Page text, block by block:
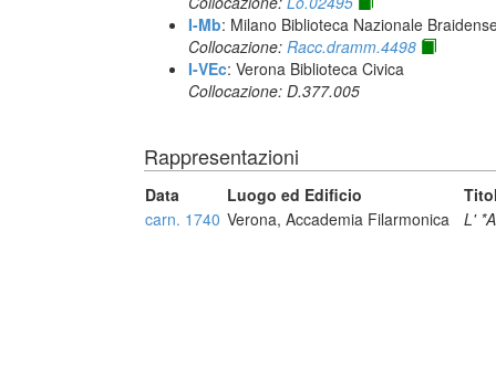
I-Mb: Milano Biblioteca Nazionale
Collocazione: Racc.dramm.4498
I-VEc: Verona Biblioteca Civica
Collocazione: D.377.005
Rappresentazioni
Data Luogo ed Edificio
carn. 1740 Verona, Accademia Filarmonica L'